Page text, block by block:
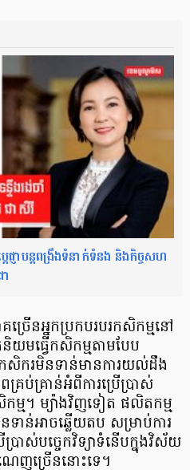
ញាបន្តពង្រឹងទំនាក់ទំនង និងកិច្ចសហ
រើនអ្នកប្រកបរបរកសិកម្មនៅ
និយមធ្វើកសិកម្មតាមបែប
ករមិនទាន់មានការយល់ដឹង
គ្រប់គ្រាន់អំពីការប្រើប្រាស់
កម្ម។ ម្យ៉ាងវិញទៀត ផលិតកម្ម
ន់អាចឆ្លើយតប សម្រាប់ការ
ាស់បច្ចេកវិទ្យាទំនើបក្នុងវិស័យ
េញច្រើននោះទេ។